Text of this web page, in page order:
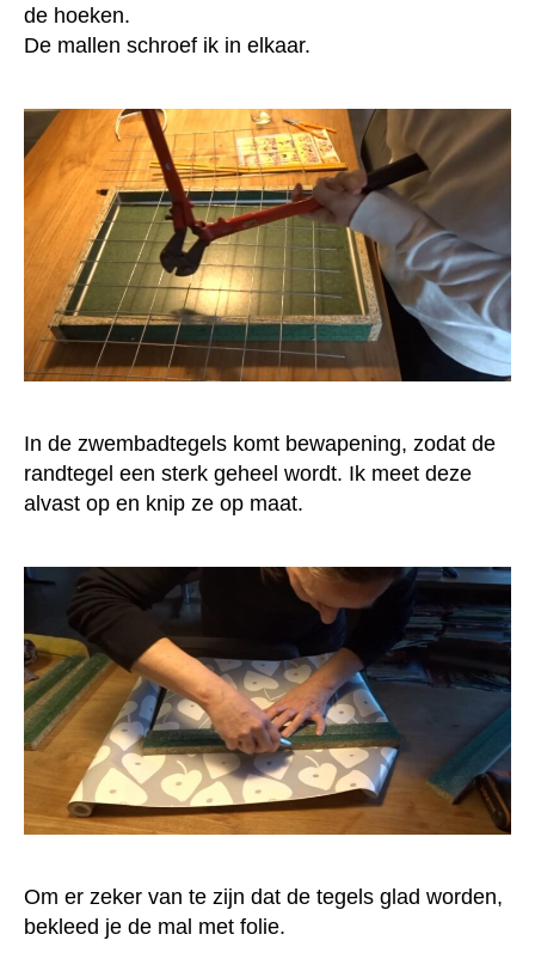
de hoeken.
De mallen schroef ik in elkaar.
In de zwembadtegels komt bewapening, zodat de
randtegel een sterk geheel wordt. Ik meet deze
alvast op en knip ze op maat.
Om er zeker van te zijn dat de tegels glad worden,
bekleed je de mal met folie.